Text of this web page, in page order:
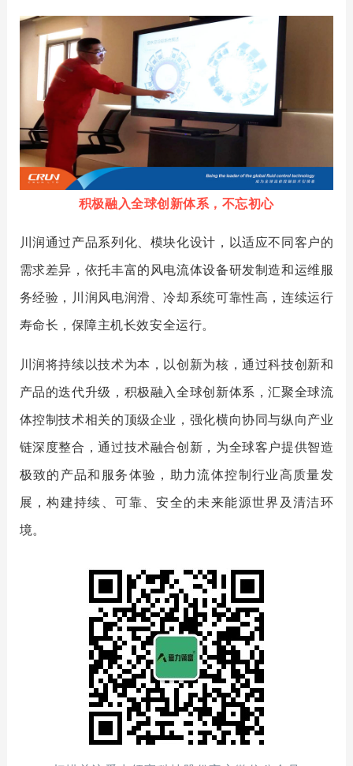
积极融入全球创新体系，不忘初心
川润通过产品系列化、模块化设计，以适应不同客户的
需求差异， 依托丰富的风电流体设备研发制造和运维服
务经验，川润风电润滑、冷却系统可靠性高，连续运行
寿命长，保障主机长效安全运行。
川润将持续以技术为本，以创新为核，通过科技创新和
产品的迭代升级，积极融入全球创新体系，汇聚全球流
体控制技术相关的顶级企业，强化横向协同与纵向产业
链深度整合，通过技术融合创新，为全球客户提供智造
极致的产品和服务体验，助力流体控制行业高质量发
展，构建持续、可靠、安全的未来能源世界及清洁环
境。